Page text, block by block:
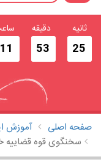
25
ثانیه
53
دقیقه
11
صفحه اصلی
آموزش
سخنگوی قوه قضاییه